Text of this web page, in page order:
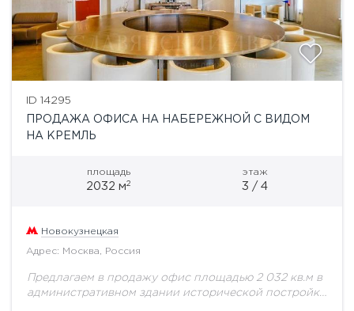
ID 14295
ПРОДАЖА ОФИСА НА НАБЕРЕЖНОЙ С ВИДОМ
НА КРЕМЛЬ
площадь
2032 м2
этаж
3 / 4
Новокузнецкая
Адрес: Москва, Россия
Предлагаем в продажу офис площадью 2 032 кв.м в
административном здании исторической постройки